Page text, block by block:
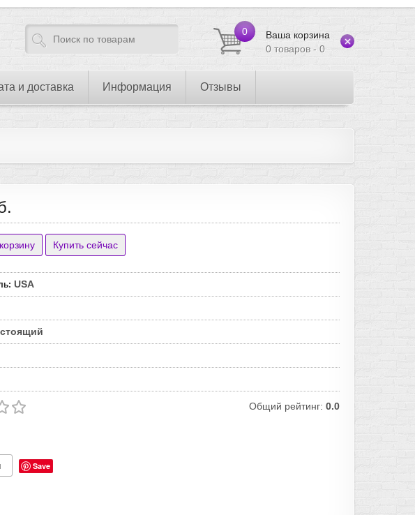
0
Ваша корзина
0 товаров - 0
и доставка Информация Отзывы
: USA
Общий рейтинг: 0.0
Save